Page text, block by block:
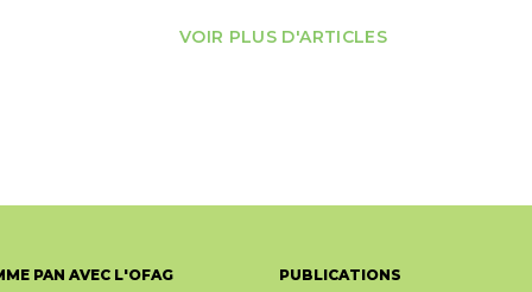
VOIR PLUS D'ARTICLES
PAN AVEC L'OFAG PUBLICATIONS